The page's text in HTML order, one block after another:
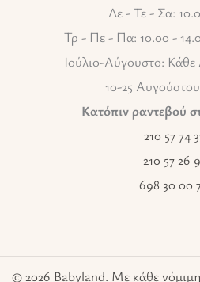
Δε - Τε - Σα:
Τρ - Πε - Πα: 10.00 -
Ιούλιο-Αύγουστο: Κάθε
10-25
Κατόπιν ραντεβού
210 57 74
210 57 26
698 30 00
© 2026 Babyland. Με κάθε